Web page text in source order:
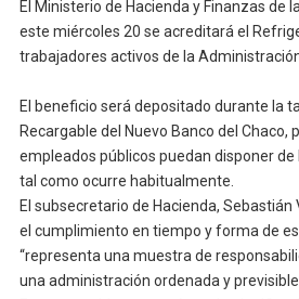
El Ministerio de Hacienda y Finanzas de
este miércoles 20 se acreditará el
trabajadores activos de la
El beneficio será depositado durante la
Recargable del Nuevo Banco del Chaco,
empleados públicos puedan disponer
tal como ocurre habitualmente.
El subsecretario de Hacienda, Sebastián
el cumplimiento en tiempo y forma de
“representa una muestra de
una administración ordenada y